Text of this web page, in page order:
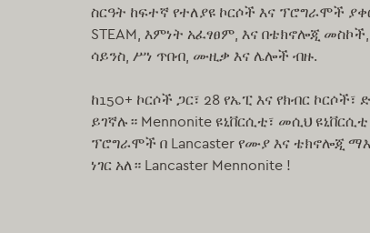
ስርዓት ከፍተኛ የተለያዩ ኮርሶች እና ፕሮግራሞች
STEAM, እምነት አፈፃፀም, እና በቴክኖሎጂ
ሳይንስ, ሥነ ጥበብ, ሙዚቃ እና ሌሎች ብዙ.
ከ150+ ኮርሶች ጋር፣ 28 የኤፒ እና የክብር
ይገኛሉ። Mennonite ዩኒቨርሲቲ፣ መሲህ
ፕሮግራሞች በ Lancaster የሙያ እና ቴክኖሎጂ
ነገር አለ። Lancaster Mennonite !